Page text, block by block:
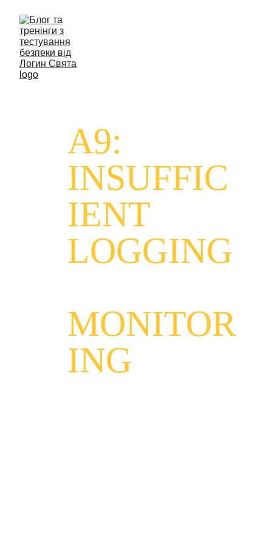
A9:
INSUFFIC
IENT
LOGGING
MONITOR
ING